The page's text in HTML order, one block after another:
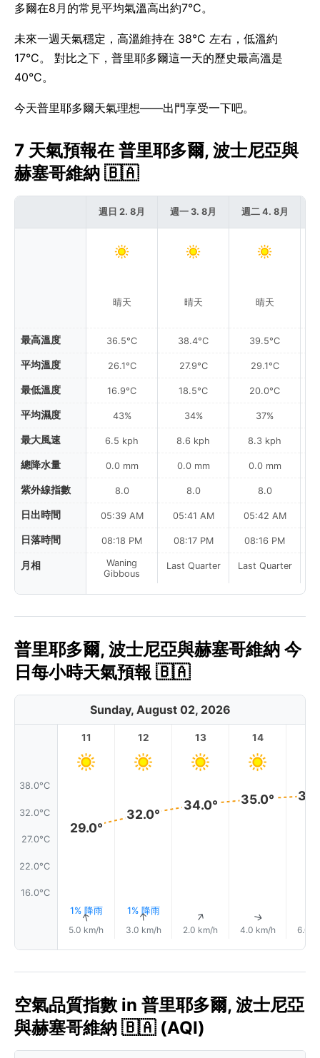
多爾在8月的常見平均氣溫高出約7°C。
未來一週天氣穩定，高溫維持在 38°C 左右，低溫約
17°C。 對比之下，普里耶多爾這一天的歷史最高溫是
40°C。
今天普里耶多爾天氣理想——出門享受一下吧。
7 天氣預報在 普里耶多爾, 波士尼亞與
赫塞哥維納 🇧🇦
最高溫度
平均溫度
最低溫度
平均濕度
最大風速
總降水量
紫外線指數
日出時間
日落時間
月相
週日 2. 8月
晴天
36.5°C
26.1°C
16.9°C
43%
6.5 kph
0.0 mm
8.0
05:39 AM
08:18 PM
Waning
Gibbous
週一 3. 8月
晴天
38.4°C
27.9°C
18.5°C
34%
8.6 kph
0.0 mm
8.0
05:41 AM
08:17 PM
Last Quarter
週二 4. 8月
晴天
39.5°C
29.1°C
20.0°C
37%
8.3 kph
0.0 mm
8.0
05:42 AM
08:16 PM
Last Quarter
普里耶多爾, 波士尼亞與赫塞哥維納 今
日每小時天氣預報 🇧🇦
Sunday, August 02, 2026
38.0°C
32.0°C
27.0°C
22.0°C
16.0°C
11
29.0°
1% 降雨
↑
5.0 km/h
12
32.0°
1% 降雨
↑
3.0 km/h
13
34.0°
↑
2.0 km/h
14
35.0°
↑
4.0 km/h 6.0
空氣品質指數 in 普里耶多爾, 波士尼亞
與赫塞哥維納 🇧🇦 (AQI)